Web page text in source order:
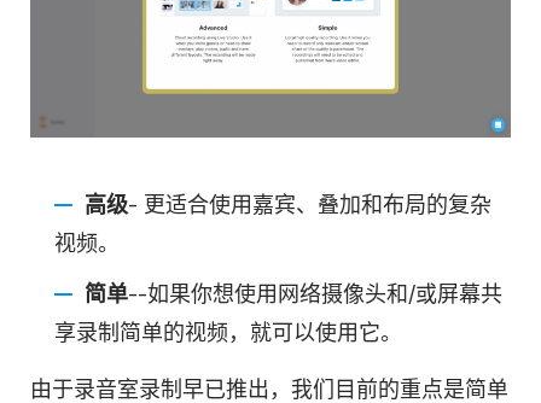
高级- 更适合使用嘉宾、叠加和布局的复杂
视频。
简单--如果你想使用网络摄像头和/或屏幕共
享录制简单的视频，就可以使用它。
由于录音室录制早已推出，我们目前的重点是简单